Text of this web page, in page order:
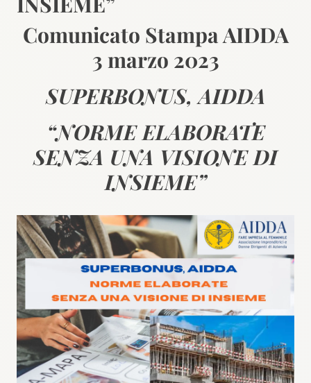
Comunicato Stampa AIDDA
3 marzo 2023
SUPERBONUS, AIDDA
“NORME ELABORATE
SENZA UNA VISIONE DI
INSIEME”